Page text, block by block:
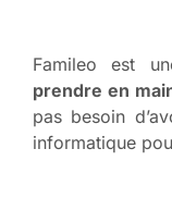
Famileo est
prendre en
pas besoin
informatique